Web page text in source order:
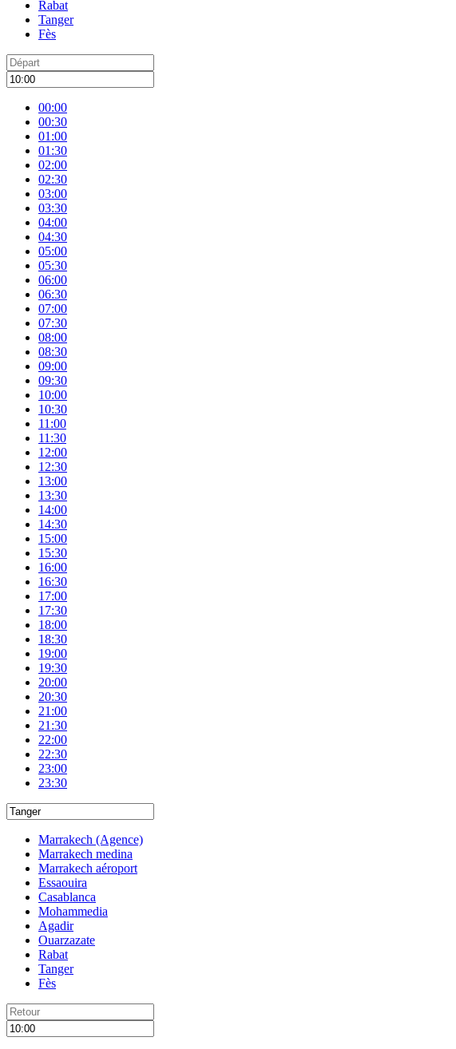
Rabat
Tanger
Fès
00:00
00:30
01:00
01:30
02:00
02:30
03:00
03:30
04:00
04:30
05:00
05:30
06:00
06:30
07:00
07:30
08:00
08:30
09:00
09:30
10:00
10:30
11:00
11:30
12:00
12:30
13:00
13:30
14:00
14:30
15:00
15:30
16:00
16:30
17:00
17:30
18:00
18:30
19:00
19:30
20:00
20:30
21:00
21:30
22:00
22:30
23:00
23:30
Marrakech (Agence)
Marrakech medina
Marrakech aéroport
Essaouira
Casablanca
Mohammedia
Agadir
Ouarzazate
Rabat
Tanger
Fès